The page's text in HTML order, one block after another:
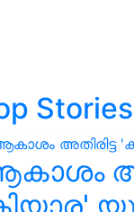
Stories